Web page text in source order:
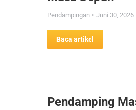
Pendampingan Juni 30, 2026
Baca artikel
Pendamping